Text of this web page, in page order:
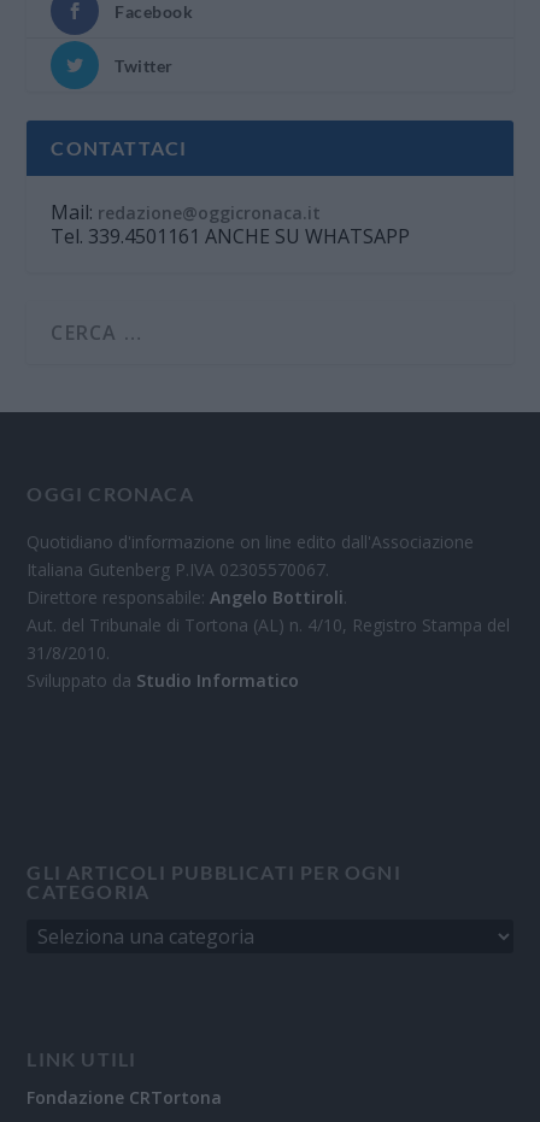
Facebook
Twitter
CONTATTACI
Mail: redazione@oggicronaca.it
Tel. 339.4501161 ANCHE SU WHATSAPP
OGGI CRONACA
Quotidiano d'informazione on line edito dall'Associazione
Italiana Gutenberg P.IVA 02305570067.
Direttore responsabile:Angelo Bottiroli.
Aut. del Tribunale di Tortona (AL) n. 4/10, Registro Stampa del
31/8/2010.
Sviluppato da Studio Informatico
GLI ARTICOLI PUBBLICATI PER OGNI
CATEGORIA
LINK UTILI
Fondazione CRTortona